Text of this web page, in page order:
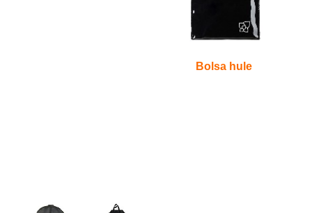
Bolsa hule